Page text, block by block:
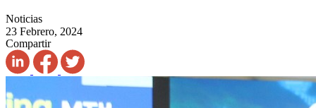
Noticias
23 Febrero, 2024
Compartir